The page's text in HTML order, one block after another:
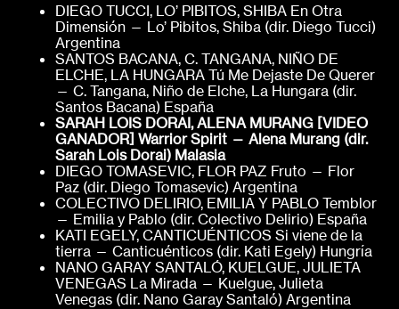
DIEGO TUCCI, LO’ PIBITOS, SHIBA En Otra
Dimensión — Lo’ Pibitos, Shiba (dir. Diego Tucci)
Argentina
SANTOS BACANA, C. TANGANA, NIÑO DE
ELCHE, LA HUNGARA Tú Me Dejaste De Querer
— C. Tangana, Niño de Elche, La Hungara (dir.
Santos Bacana) España
SARAH LOIS DORAI, ALENA MURANG [VIDEO
GANADOR] Warrior Spirit — Alena Murang (dir.
Sarah Lois Dorai) Malasia
DIEGO TOMASEVIC, FLOR PAZ Fruto — Flor
Paz (dir. Diego Tomasevic) Argentina
COLECTIVO DELIRIO, EMILIA Y PABLO Temblor
— Emilia y Pablo (dir. Colectivo Delirio) España
KATI EGELY, CANTICUÉNTICOS Si viene de la
tierra — Canticuénticos (dir. Kati Egely) Hungría
NANO GARAY SANTALÓ, KUELGUE, JULIETA
VENEGAS La Mirada — Kuelgue, Julieta
Venegas (dir. Nano Garay Santaló) Argentina